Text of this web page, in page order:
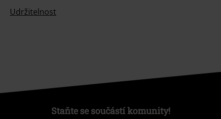
Udržitelnost
Staňte se součástí komunity!